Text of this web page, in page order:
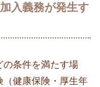
入義務が発生す
の条件を満たす場
健康保険・厚生年